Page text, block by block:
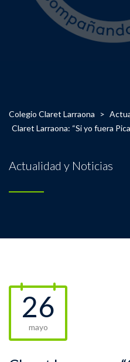
Colegio Claret Larraona >
Claret Larraona: “Si yo fuera
Actualidad y Noticias
26
mayo